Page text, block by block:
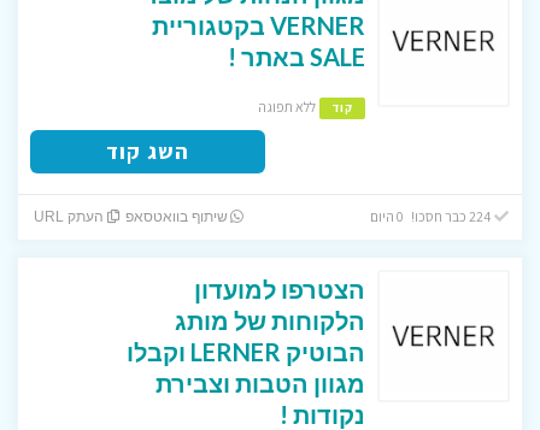
VERNER בקטגוריית
SALE באתר !
קוד ללא תפוגה
השג קוד
224 כבר חסכו! 0 היום שיתוף בוואטסאפ העתק URL
הצטרפו למועדון
הלקוחות של מותג
הבוטיק LERNER וקבלו
מגוון הטבות וצבירת
נקודות !